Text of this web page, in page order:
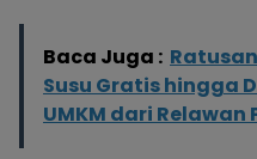
Baca Juga :
Susu Gratis hingga
UMKM dari Relawan